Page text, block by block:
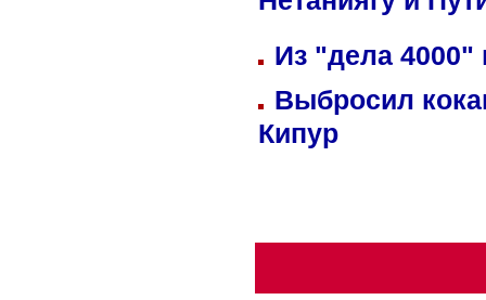
Из "дела 4000"
Выбросил
Кипур